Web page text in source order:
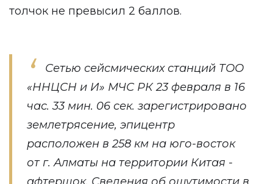
толчок не превысил 2 баллов.
Сетью сейсмических станций ТОО
«ННЦСН и И» МЧС РК 23 февраля в 16
час. 33 мин. 06 сек. зарегистрировано
землетрясение, эпицентр
расположен в 258 км на юго-восток
от г. Алматы на территории Китая -